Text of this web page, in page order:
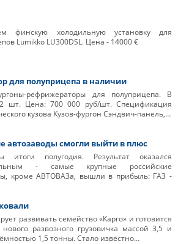
финскую холодильную установку для
Lumikko LU300DSL. Цена - 14000 €
для полуприцепа в наличии
рефрижераторы для полуприцепа. В
шт. Цена: 700 000 руб/шт. Спецификация
кузова Кузов-фургон Сэндвич-панель,…
автозаводы смогли выйти в плюс
итоги полугодия. Результат оказался
- самые крупные российские
кроме АВТОВАЗа, вышли в прибыль: ГАЗ -
развивать семейство «Карго» и готовится
нового развозного грузовичка массой 3,5 и
1,5 тонны. Стало известно…